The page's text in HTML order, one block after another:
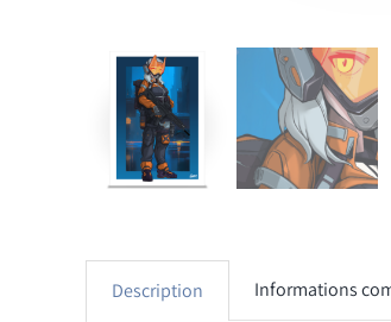
Description Informations